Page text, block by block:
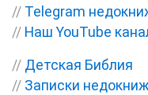
// Telegram
// Наш YouTube
// Детская Библия
// Записки